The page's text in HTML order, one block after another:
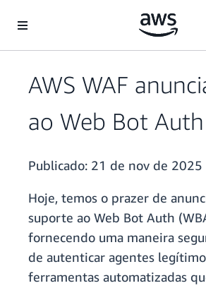
Pular para o conteúdo principal
AWS WAF
ao Web Bot Auth
Publicado: 21 de nov de 2025
Hoje, temos o prazer de
suporte ao Web Bot Auth
fornecendo uma maneira
de autenticar agentes
ferramentas automatizadas